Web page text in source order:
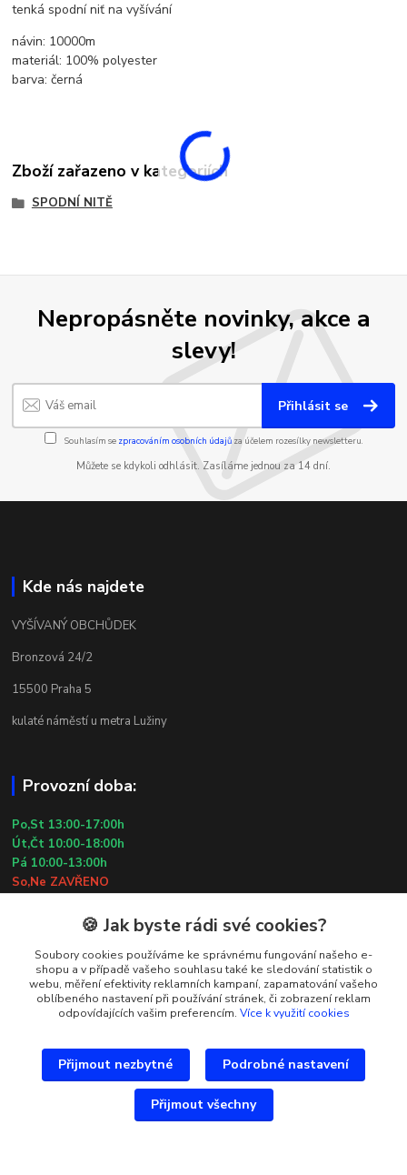
tenká spodní niť na vyšívání
návin: 10000m
materiál: 100% polyester
barva: černá
Zboží zařazeno v kategoriích
SPODNÍ NITĚ
Nepropásněte novinky, akce a
slevy!
Přihlásit se
Souhlasím se zpracováním osobních údajůza účelem rozesílky newsletteru.
Můžete se kdykoli odhlásit. Zasíláme jednou za 14 dní.
Kde nás najdete
VYŠÍVANÝ OBCHŮDEK
Bronzová 24/2
15500 Praha 5
kulaté náměstí u metra Lužiny
Provozní doba:
Po,St 13:00-17:00h
Út,Čt 10:00-18:00h
Pá 10:00-13:00h
So,Ne ZAVŘENO
Kontakty
Simona Kozová
+420 602 181 001
info@vysivanyobchudek.cz
🍪 Jak byste rádi své cookies?
Soubory cookies používáme ke správnému fungování našeho e-
shopu a v případě vašeho souhlasu také ke sledování statistik o
webu, měření efektivity reklamních kampaní, zapamatování vašeho
oblíbeného nastavení při používání stránek, či zobrazení reklam
odpovídajících vašim preferencím. Více k využití cookies
Přijmout nezbytné Podrobné nastavení
Přijmout všechny